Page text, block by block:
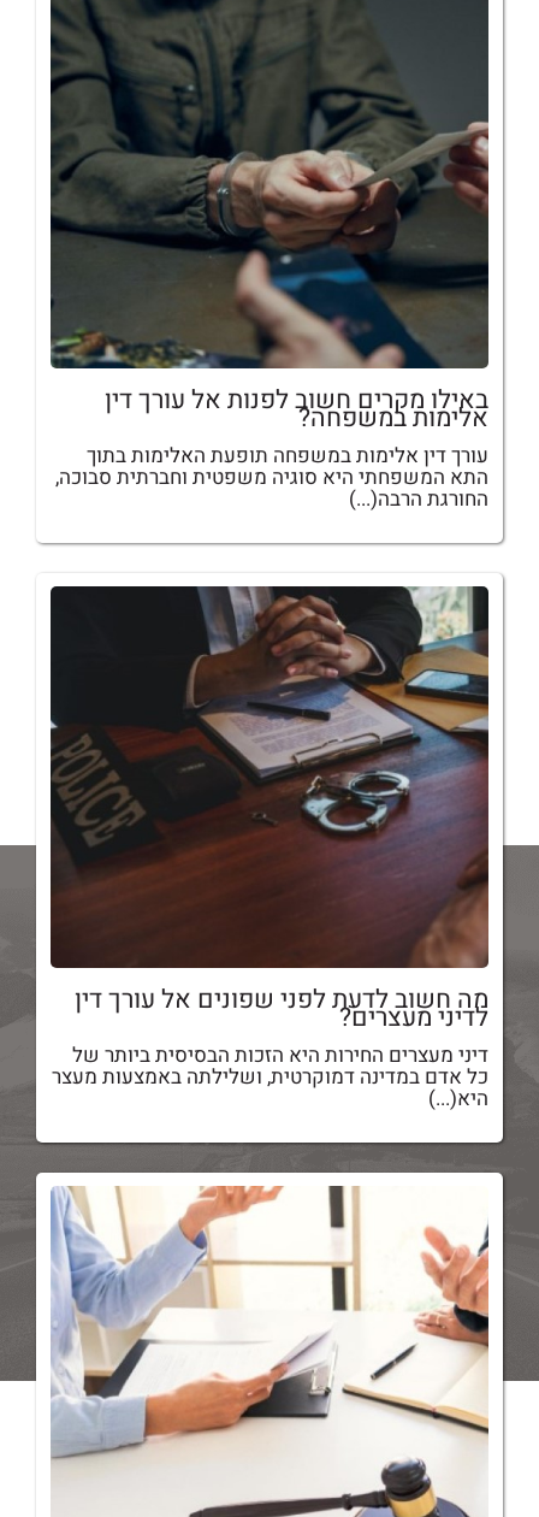
באילו מקרים חשוב לפנות אל עורך דין
אלימות במשפחה?
עורך דין אלימות במשפחה תופעת האלימות בתוך
התא המשפחתי היא סוגיה משפטית וחברתית סבוכה,
החורגת הרבה(...)
מה חשוב לדעת לפני שפונים אל עורך דין
לדיני מעצרים?
דיני מעצרים החירות היא הזכות הבסיסית ביותר של
כל אדם במדינה דמוקרטית, ושלילתה באמצעות מעצר
היא(...)